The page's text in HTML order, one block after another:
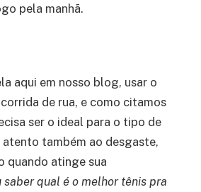
pela manhã.
aqui em nosso blog, usar o
de rua, e como citamos
ser o ideal para o tipo de
também ao desgaste,
quando atinge sua
saber qual é o melhor tênis pra